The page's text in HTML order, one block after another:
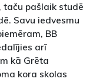
taču pašlaik studē
Savu iedvesmu
BB
arī
kā Grēta
kora skolas